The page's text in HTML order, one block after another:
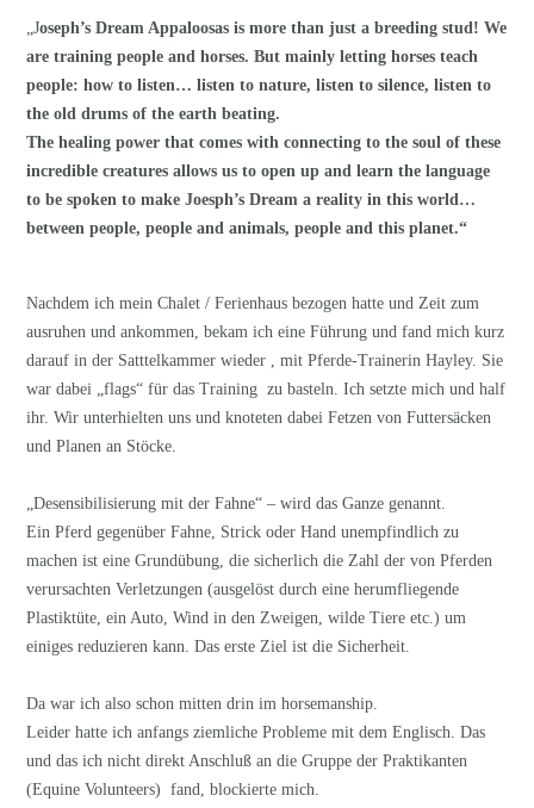
„Joseph’s Dream Appaloosas is more than just a breeding stud! We
are training people and horses. But mainly letting horses teach
people: how to listen… listen to nature, listen to silence, listen to
the old drums of the earth beating.
The healing power that comes with connecting to the soul of these
incredible creatures allows us to open up and learn the language
to be spoken to make Joesph’s Dream a reality in this world…
between people, people and animals, people and this planet.“
Nachdem ich mein Chalet / Ferienhaus bezogen hatte und Zeit zum
ausruhen und ankommen, bekam ich eine Führung und fand mich kurz
darauf in der Satttelkammer wieder , mit Pferde-Trainerin Hayley. Sie
war dabei „flags“ für das Training zu basteln. Ich setzte mich und half
ihr. Wir unterhielten uns und knoteten dabei Fetzen von Futtersäcken
und Planen an Stöcke.
„Desensibilisierung mit der Fahne“ – wird das Ganze genannt.
Ein Pferd gegenüber Fahne, Strick oder Hand unempfindlich zu
machen ist eine Grundübung, die sicherlich die Zahl der von Pferden
verursachten Verletzungen (ausgelöst durch eine herumfliegende
Plastiktüte, ein Auto, Wind in den Zweigen, wilde Tiere etc.) um
einiges reduzieren kann. Das erste Ziel ist die Sicherheit.
Da war ich also schon mitten drin im horsemanship.
Leider hatte ich anfangs ziemliche Probleme mit dem Englisch. Das
und das ich nicht direkt Anschluß an die Gruppe der Praktikanten
(Equine Volunteers) fand, blockierte mich.